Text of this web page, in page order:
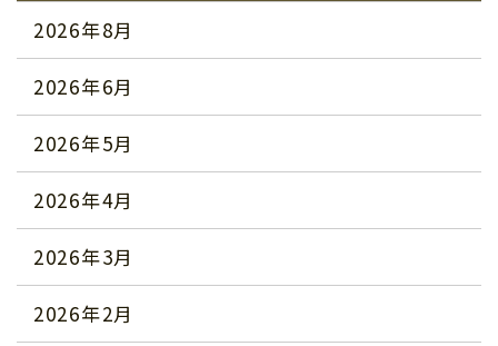
2026年8月
2026年6月
2026年5月
2026年4月
2026年3月
2026年2月